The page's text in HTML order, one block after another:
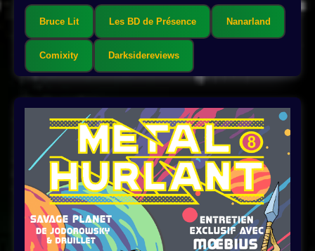
Bruce Lit Les BD de Présence Nanarland
Comixity Darksidereviews